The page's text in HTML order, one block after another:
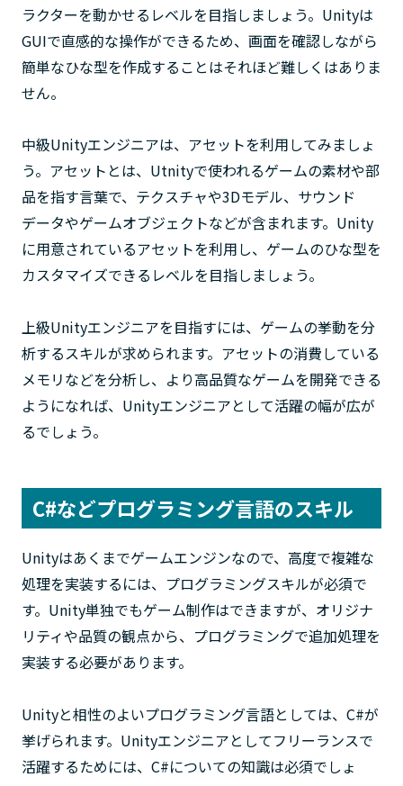
ラクターを動かせるレベルを目指しましょう。Unityは
GUIで直感的な操作ができるため、画面を確認しながら
簡単なひな型を作成することはそれほど難しくはありま
せん。
中級Unityエンジニアは、アセットを利用してみましょ
う。アセットとは、Utnityで使われるゲームの素材や部
品を指す言葉で、テクスチャや3Dモデル、サウンド
データやゲームオブジェクトなどが含まれます。Unity
に用意されているアセットを利用し、ゲームのひな型を
カスタマイズできるレベルを目指しましょう。
上級Unityエンジニアを目指すには、ゲームの挙動を分
析するスキルが求められます。アセットの消費している
メモリなどを分析し、より高品質なゲームを開発できる
ようになれば、Unityエンジニアとして活躍の幅が広が
るでしょう。
C#などプログラミング言語のスキル
Unityはあくまでゲームエンジンなので、高度で複雑な
処理を実装するには、プログラミングスキルが必須で
す。Unity単独でもゲーム制作はできますが、オリジナ
リティや品質の観点から、プログラミングで追加処理を
実装する必要があります。
Unityと相性のよいプログラミング言語としては、C#が
挙げられます。Unityエンジニアとしてフリーランスで
活躍するためには、C#についての知識は必須でしょ